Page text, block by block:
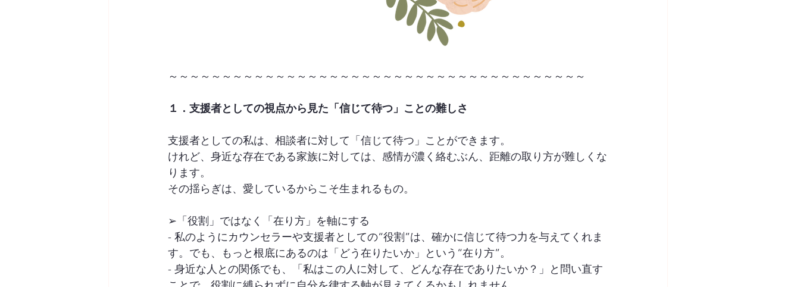
～～～～～～～～～～～～～～～～～～～～～～～～～～～～～～～～～～～～～～～
１．支援者としての視点から見た「信じて待つ」ことの難しさ
支援者としての私は、相談者に対して「信じて待つ」ことができます。
けれど、身近な存在である家族に対しては、感情が濃く絡むぶん、距離の取り方が難しくな
ります。
その揺らぎは、愛しているからこそ生まれるもの。
➢「役割」ではなく「在り方」を軸にする
- 私のようにカウンセラーや支援者としての“役割”は、確かに信じて待つ力を与えてくれま
す。でも、もっと根底にあるのは「どう在りたいか」という“在り方”。
- 身近な人との関係でも、「私はこの人に対して、どんな存在でありたいか？」と問い直す